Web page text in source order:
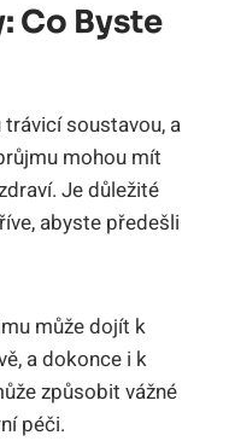
Co Byste
soustavou, a
mohou mít
Je důležité
abyste předešli
může dojít k
a dokonce i k
způsobit vážné
péči.